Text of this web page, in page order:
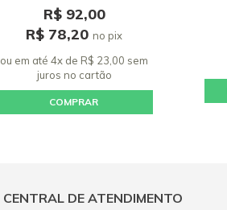
R$ 92,00
R$ 78,20 no pix
ou em até 4x de R$ 23,00 sem
juros no cartão
COMPRAR
CENTRAL DE ATENDIMENTO